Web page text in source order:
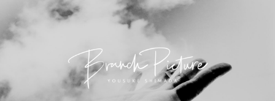
content